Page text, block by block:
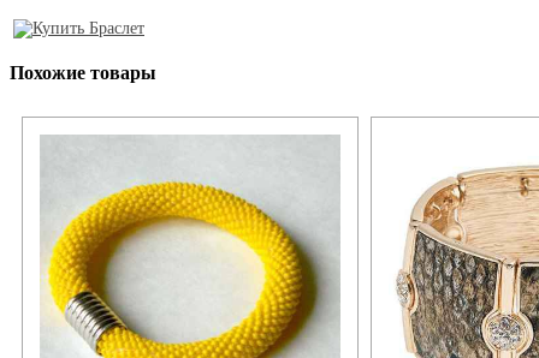
Похожие товары